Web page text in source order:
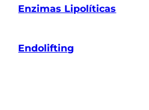
Enzimas Lipolíticas
Endolifting